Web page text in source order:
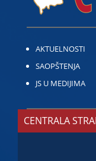
AKTUELNOSTI
SAOPŠTENJA
JS U MEDIJIMA
CENTRALA